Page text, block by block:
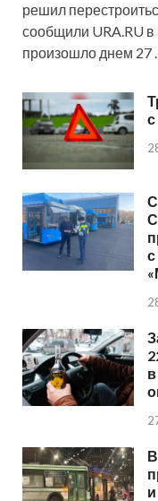
решил
сообщили URA.RU
произошло днем 27